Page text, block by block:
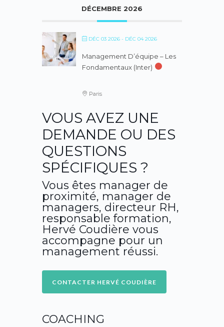
DÉCEMBRE 2026
DÉC 03 2026 - DÉC 04 2026
Management D’équipe – Les
Fondamentaux (inter)
Paris
VOUS AVEZ UNE
DEMANDE OU DES
QUESTIONS
SPÉCIFIQUES ?
Vous êtes manager de
proximité, manager de
managers, directeur RH,
responsable formation,
Hervé Coudière vous
accompagne pour un
management réussi.
COACHING